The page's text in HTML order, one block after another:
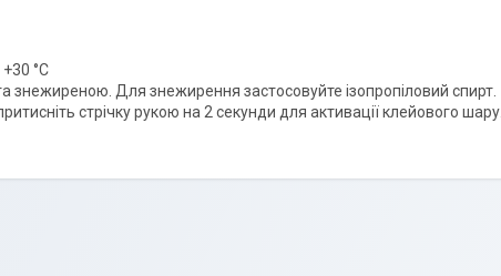
°С
знежиреною. Для знежирення застосовуйте ізопропіловий спирт.
стрічку рукою на 2 секунди для активації клейового шару.